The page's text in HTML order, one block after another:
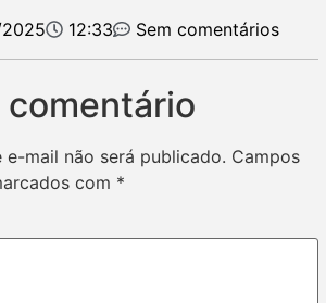
12:33 Sem comentários
comentário
e-mail não será publicado. Campos
com *